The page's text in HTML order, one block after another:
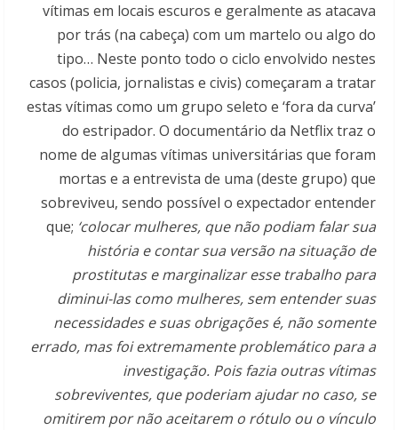
vítimas em locais escuros e geralmente as atacava
por trás (na cabeça) com um martelo ou algo do
tipo… Neste ponto todo o ciclo envolvido nestes
casos (policia, jornalistas e civis) começaram a tratar
estas vítimas como um grupo seleto e ‘fora da curva’
do estripador. O documentário da Netflix traz o
nome de algumas vítimas universitárias que foram
mortas e a entrevista de uma (deste grupo) que
sobreviveu, sendo possível o expectador entender
que; ‘colocar mulheres, que não podiam falar sua
história e contar sua versão na situação de
prostitutas e marginalizar esse trabalho para
diminui-las como mulheres, sem entender suas
necessidades e suas obrigações é, não somente
errado, mas foi extremamente problemático para a
investigação. Pois fazia outras vítimas
sobreviventes, que poderiam ajudar no caso, se
omitirem por não aceitarem o rótulo ou o vínculo